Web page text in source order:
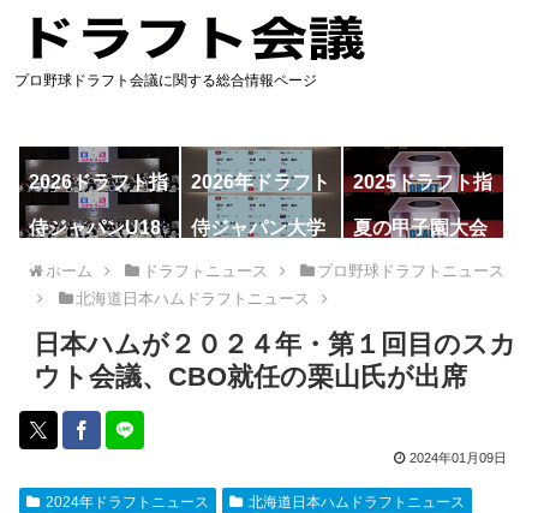
プロ野球ドラフト会議に関する総合情報ページ
2026ドラフト指
名予想
2026年ドラフト
候補
2025ドラフト指
名一覧
侍ジャパンU18
代表
侍ジャパン大学
夏の甲子園大会
ホーム ドラフトニュース
プロ野球ドラフトニュース
北海道日本ハムドラフトニュース
日本ハムが２０２４年・第１回目のスカ
ウト会議、CBO就任の栗山氏が出席
2024年01月09日
2024年ドラフトニュース
北海道日本ハムドラフトニュース